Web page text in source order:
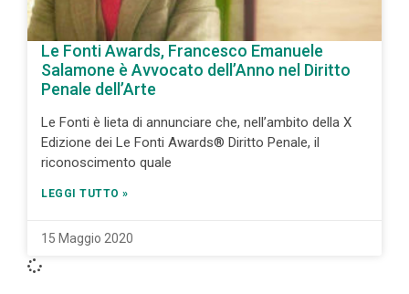
Le Fonti Awards, Francesco Emanuele
Salamone è Avvocato dell’Anno nel Diritto
Penale dell’Arte
Le Fonti è lieta di annunciare che, nell’ambito della X
Edizione dei Le Fonti Awards® Diritto Penale, il
riconoscimento quale
LEGGI TUTTO »
15 Maggio 2020